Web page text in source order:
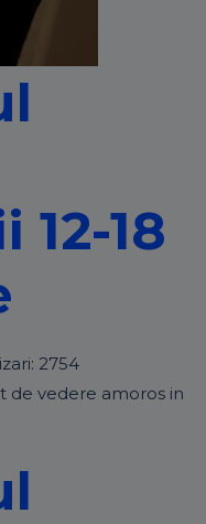
18
2754
de vedere amoros in